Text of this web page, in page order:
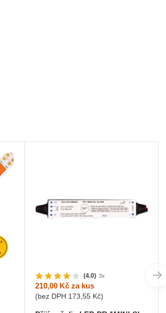
(4.0) 3x
210,00 Kč za kus
(bez DPH 173,55 Kč)